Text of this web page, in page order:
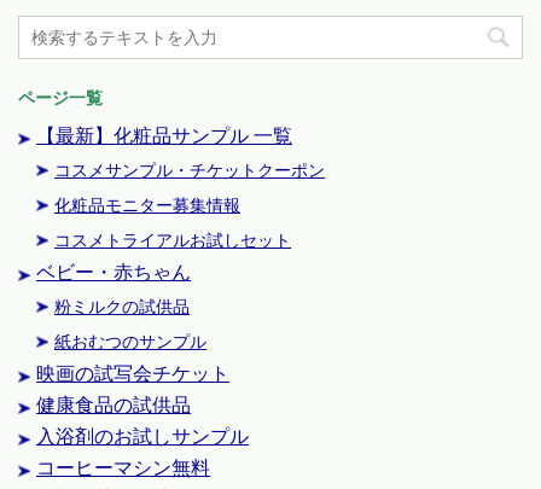
ページ一覧
【最新】化粧品サンプル 一覧
コスメサンプル・チケットクーポン
化粧品モニター募集情報
コスメトライアルお試しセット
ベビー・赤ちゃん
粉ミルクの試供品
紙おむつのサンプル
映画の試写会チケット
健康食品の試供品
入浴剤のお試しサンプル
コーヒーマシン無料